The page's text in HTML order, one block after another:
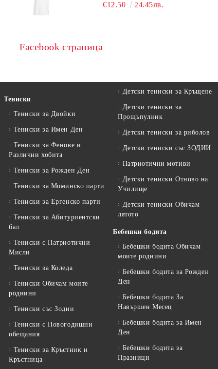
€12.50 24.45лв.
Facebook страница
Тениски
Тениски за Двойки
Тениски за Имен Ден
Тениски за Фенове и
Различни хобита
Тениски за Рожден Ден
Тениски за Mоминско парти
Тениски за Eргенско парти
Тениски за Aбитуриентски
бал
Тениски с Патриотични
Мисли
Тениски за Коледа
Тениски Обичам моите
роднини
Тениски със Зодии
Тениски с Новогодишни
обещания
Тениски за Кръстник и
Кръстница
Детски тениски за Кръщене
Детски тениски за
Прощъпулник
Детски тениски за риболов
Детски тениски със ЗОДИИ
Патриотични мотиви
Детски тениски Отново на
Училище
Детски тениски Обичам
лятото
Бебешки бодита
Бебешки бодита Обичам
моите роднини
Бебешки бодита за Рожден
Ден
Бебешки бодита За
Навършен Месец
Бебешки бодита за Имен
Ден
Бебешки бодита за
Празници